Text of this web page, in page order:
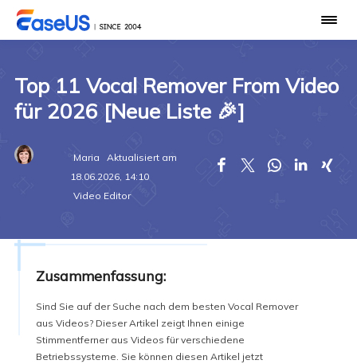
Top 11 Vocal Remover From Video
für 2026 [Neue Liste 🎉]
Maria
Aktualisiert am
18.06.2026, 14:10
Video Editor
    
Zusammenfassung:
Sind Sie auf der Suche nach dem besten Vocal Remover
aus Videos? Dieser Artikel zeigt Ihnen einige
Stimmentferner aus Videos für verschiedene
Betriebssysteme. Sie können diesen Artikel jetzt